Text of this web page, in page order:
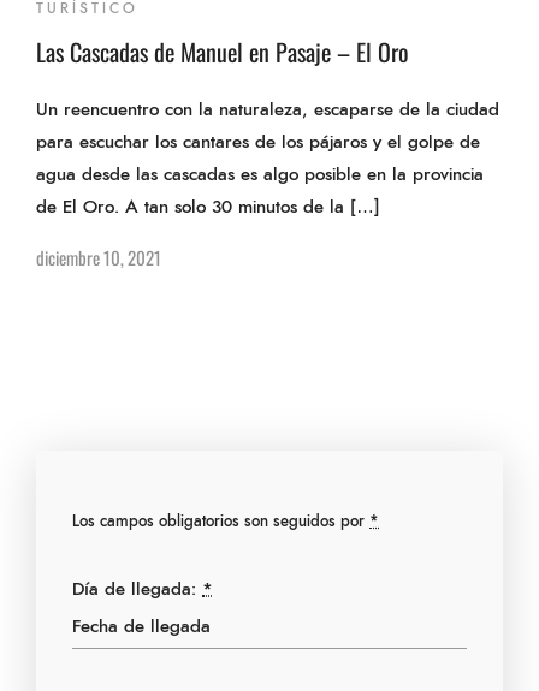
TURÍSTICO
Las Cascadas de Manuel en Pasaje – El Oro
Un reencuentro con la naturaleza, escaparse de la ciudad
para escuchar los cantares de los pájaros y el golpe de
agua desde las cascadas es algo posible en la provincia
de El Oro. A tan solo 30 minutos de la […]
diciembre 10, 2021
Los campos obligatorios son seguidos por *
Día de llegada: *